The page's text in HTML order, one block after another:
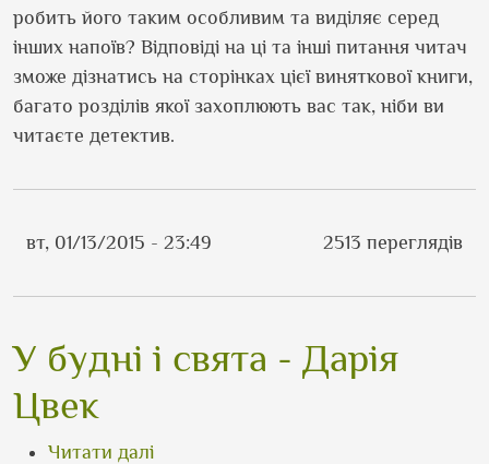
робить його таким особливим та виділяє серед
інших напоїв? Відповіді на ці та інші питання читач
зможе дізнатись на сторінках цієї виняткової книги,
багато розділів якої захоплюють вас так, ніби ви
читаєте детектив.
вт, 01/13/2015 - 23:49 2513 переглядів
У будні і свята - Дарія
Цвек
Читати даліпро У будні і свята - Дарія Цвек